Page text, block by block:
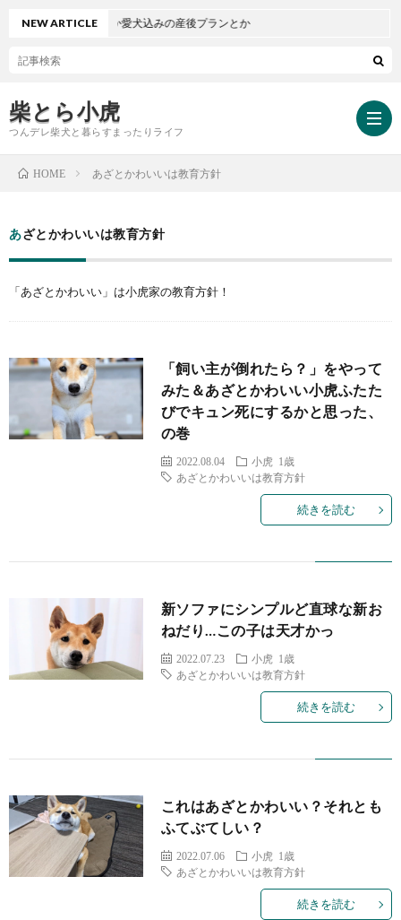
柴とら小虎
つんデレ柴犬と暮らすまったりライフ
小
と
主
虎
長
録
NEW ARTICLE
バースプランとか愛犬込みの産後プランとか
HOME あざとかわいいは教育方針
あざとかわいいは教育方針
「あざとかわいい」は小虎家の教育方針！
「飼い主が倒れたら？」をやって
みた＆あざとかわいい小虎ふたた
びでキュン死にするかと思った、
の巻
2022.08.04
小虎 1歳
あざとかわいいは教育方針
続きを読む
新ソファにシンプルど直球な新お
ねだり…この子は天才かっ
2022.07.23
小虎 1歳
あざとかわいいは教育方針
続きを読む
これはあざとかわいい？それとも
ふてぶてしい？
2022.07.06
小虎 1歳
あざとかわいいは教育方針
続きを読む